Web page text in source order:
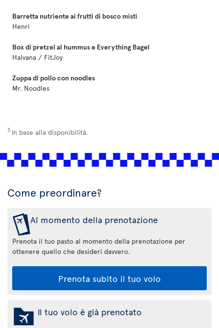
Barretta nutriente ai frutti di bosco misti
Henri
Box di pretzel al hummus e Everything Bagel
Halvana / FitJoy
Zuppa di pollo con noodles
Mr. Noodles
3 In base alla disponibilità.
Come preordinare?
Al momento della prenotazione
Prenota il tuo pasto al momento della prenotazione per
ottenere quello che desideri davvero.
Prenota subito il tuo volo
Il tuo volo è già prenotato